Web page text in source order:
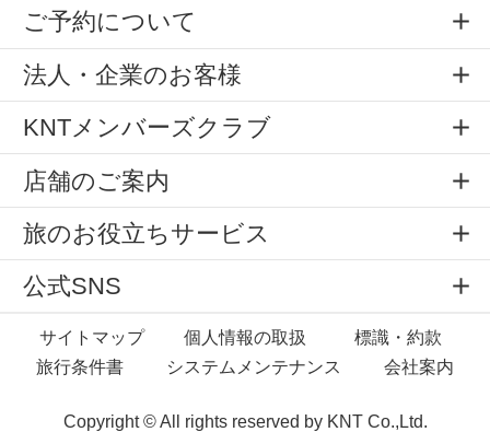
ご予約について
法人・企業のお客様
KNTメンバーズクラブ
店舗のご案内
旅のお役立ちサービス
公式SNS
サイトマップ 個人情報の取扱
標識・約款
旅行条件書
システムメンテナンス 会社案内
Copyright © All rights reserved by KNT Co.,Ltd.